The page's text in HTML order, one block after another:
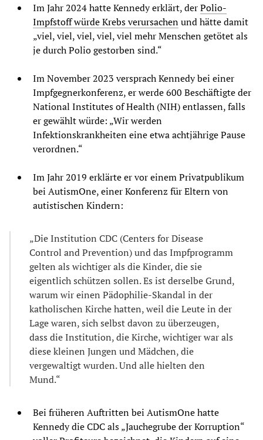
Im Jahr 2024 hatte Kennedy erklärt, derPolio-
Impfstoff würde Krebs verursachenund hätte damit
„viel, viel, viel, viel, viel mehr Menschen getötet als
je durch Polio gestorben sind.“
Im November 2023 versprach Kennedy bei einer
Impfgegnerkonferenz, er werde 600 Beschäftigte der
National Institutes of Health (NIH) entlassen, falls
er gewählt würde: „Wir werden
Infektionskrankheiten eine etwa achtjährige Pause
verordnen.“
Im Jahr 2019 erklärte er vor einem Privatpublikum
bei AutismOne, einer Konferenz für Eltern von
autistischen Kindern:
„Die Institution CDC (Centers for Disease
Control and Prevention) und das Impfprogramm
gelten als wichtiger als die Kinder, die sie
eigentlich schützen sollen. Es ist derselbe Grund,
warum wir einen Pädophilie-Skandal in der
katholischen Kirche hatten, weil die Leute in der
Lage waren, sich selbst davon zu überzeugen,
dass die Institution, die Kirche, wichtiger war als
diese kleinen Jungen und Mädchen, die
vergewaltigt wurden. Und alle hielten den
Mund.“
Bei früheren Auftritten bei AutismOne hatte
Kennedy die CDC als „Jauchegrube der Korruption“